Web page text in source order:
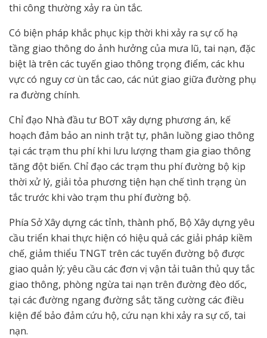
thi công thường xảy ra ùn tắc.
Có biện pháp khắc phục kịp thời khi xảy ra sự cố hạ
tầng giao thông do ảnh hưởng của mưa lũ, tai nạn, đặc
biệt là trên các tuyến giao thông trọng điểm, các khu
vực có nguy cơ ùn tắc cao, các nút giao giữa đường phụ
ra đường chính.
Chỉ đạo Nhà đầu tư BOT xây dựng phương án, kế
hoạch đảm bảo an ninh trật tự, phân luồng giao thông
tại các trạm thu phí khi lưu lượng tham gia giao thông
tăng đột biến. Chỉ đạo các trạm thu phí đường bộ kịp
thời xử lý, giải tỏa phương tiện hạn chế tình trạng ùn
tắc trước khi vào trạm thu phí đường bộ.
Phía Sở Xây dựng các tỉnh, thành phố, Bộ Xây dựng yêu
cầu triển khai thực hiện có hiệu quả các giải pháp kiềm
chế, giảm thiểu TNGT trên các tuyến đường bộ được
giao quản lý; yêu cầu các đơn vị vận tải tuân thủ quy tắc
giao thông, phòng ngừa tai nạn trên đường đèo dốc,
tại các đường ngang đường sắt; tăng cường các điều
kiện để bảo đảm cứu hộ, cứu nạn khi xảy ra sự cố, tai
nạn.